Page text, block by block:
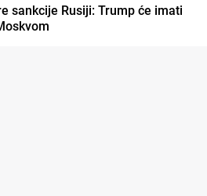
sankcije Rusiji: Trump će imati